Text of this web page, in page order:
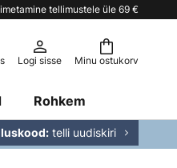
tellimustele üle 69 €
Minu ostukorv
Logi sisse
Rohkem
telli uudiskiri